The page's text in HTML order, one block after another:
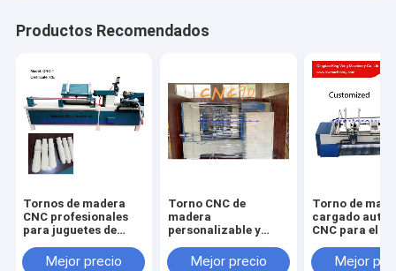
Productos Recomendados
Tornos de madera
CNC profesionales
para juguetes de
de perlas de madera
Mejor precio
Torno CNC de
madera
personalizable y
producción de palas
Mejor precio
Torno de
cargado auto
CNC para el
de las piernas
Mejor